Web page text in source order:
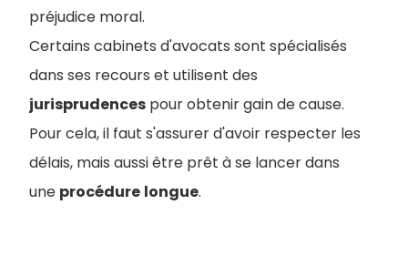
préjudice moral.
Certains cabinets d'avocats sont spécialisés
dans ses recours et utilisent des
jurisprudences pour obtenir gain de cause.
Pour cela, il faut s'assurer d'avoir respecter les
délais, mais aussi être prêt à se lancer dans
une procédure longue.